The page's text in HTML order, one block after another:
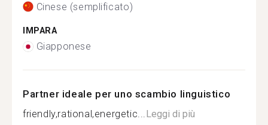
Cinese (semplificato)
IMPARA
Giapponese
Partner ideale per uno scambio linguistico
friendly,rational,energetic...Leggi di più